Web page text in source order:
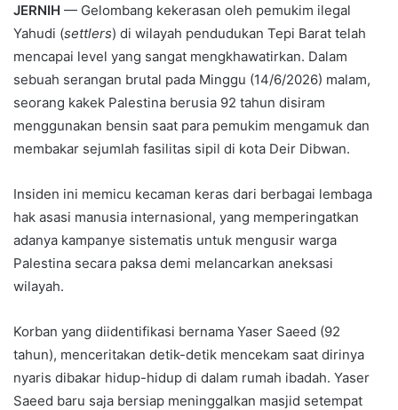
JERNIH — Gelombang kekerasan oleh pemukim ilegal
Yahudi (settlers) di wilayah pendudukan Tepi Barat telah
mencapai level yang sangat mengkhawatirkan. Dalam
sebuah serangan brutal pada Minggu (14/6/2026) malam,
seorang kakek Palestina berusia 92 tahun disiram
menggunakan bensin saat para pemukim mengamuk dan
membakar sejumlah fasilitas sipil di kota Deir Dibwan.
Insiden ini memicu kecaman keras dari berbagai lembaga
hak asasi manusia internasional, yang memperingatkan
adanya kampanye sistematis untuk mengusir warga
Palestina secara paksa demi melancarkan aneksasi
wilayah.
Korban yang diidentifikasi bernama Yaser Saeed (92
tahun), menceritakan detik-detik mencekam saat dirinya
nyaris dibakar hidup-hidup di dalam rumah ibadah. Yaser
Saeed baru saja bersiap meninggalkan masjid setempat